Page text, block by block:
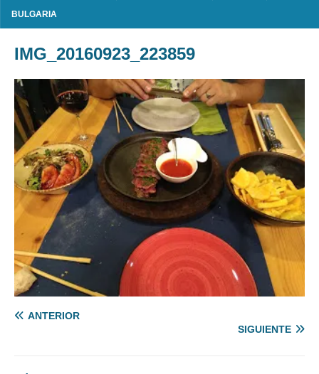
BULGARIA
IMG_20160923_223859
ANTERIOR
SIGUIENTE